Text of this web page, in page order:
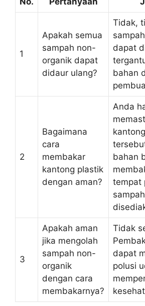
1
Apakah semua
sampah non-
organik dapat
didaur ulang?
Tidak,
dapat
bahan
2
Bagaimana
cara
membakar
kantong plastik
dengan aman?
Anda
bahan
tempat
3
Apakah aman
jika mengolah
sampah non-
organik
dengan cara
membakarnya?
Tidak
dapat
polusi